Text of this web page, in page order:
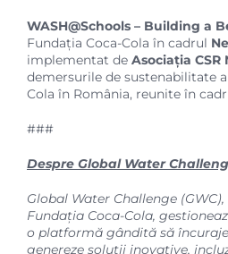
WASH@Schools – Building a
Fundația Coca-Cola în cadrul
implementat de Asociația CSR
demersurile de sustenabilitate
Cola în România, reunite în
###
Despre Global Water
Global Water Challenge
Fundația Coca-Cola,
o platformă gândită să
genereze soluții inovative,